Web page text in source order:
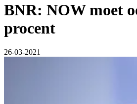
BNR: NOW moet
procent
26-03-2021